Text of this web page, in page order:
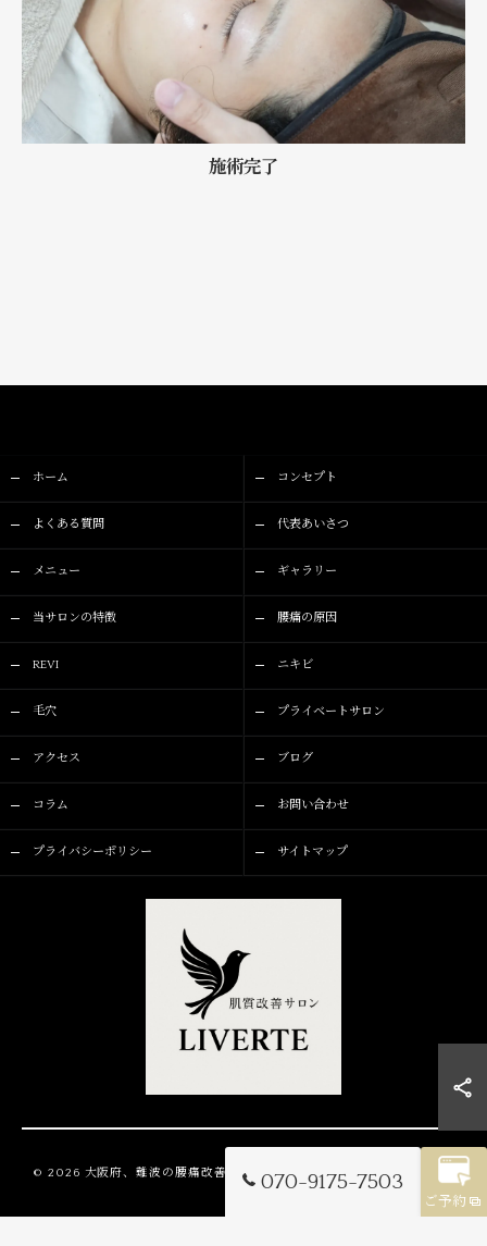
施術完了
070-9175-7503
ご予約
ホーム コンセプト
よくある質問 代表あいさつ
メニュー ギャラリー
当サロンの特徴 腰痛の原因
REVI ニキビ
毛穴 プライベートサロン
アクセス ブログ
コラム お問い合わせ
プライバシーポリシー サイトマップ
© 2026 大阪府、難波の腰痛改善ならLIVERTE ALL RIGHTS RESERVED.